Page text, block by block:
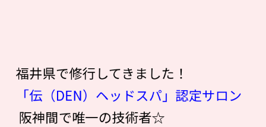
福井県で修行してきました！
「伝（DEN）ヘッドスパ」認定サロン
阪神間で唯一の技術者☆